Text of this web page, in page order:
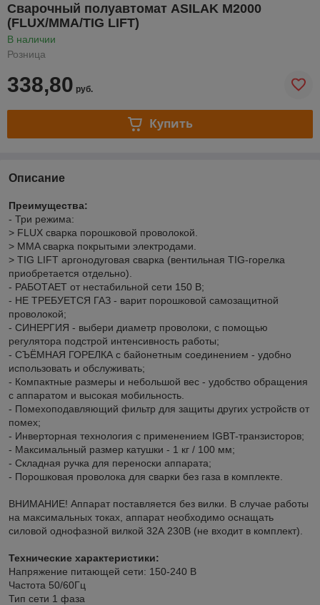
Сварочный полуавтомат ASILAK M2000
(FLUX/MMA/TIG LIFT)
В наличии
Розница
338,80 руб.
Купить
Описание
Преимущества:
- Три режима:
> FLUX сварка порошковой проволокой.
> MMA сварка покрытыми электродами.
> TIG LIFT аргонодуговая сварка (вентильная TIG-горелка
приобретается отдельно).
- РАБОТАЕТ от нестабильной сети 150 В;
- НЕ ТРЕБУЕТСЯ ГАЗ - варит порошковой самозащитной
проволокой;
- СИНЕРГИЯ - выбери диаметр проволоки, с помощью
регулятора подстрой интенсивность работы;
- СЪЁМНАЯ ГОРЕЛКА с байонетным соединением - удобно
использовать и обслуживать;
- Компактные размеры и небольшой вес - удобство обращения
с аппаратом и высокая мобильность.
- Помехоподавляющий фильтр для защиты других устройств от
помех;
- Инверторная технология с применением IGBT-транзисторов;
- Максимальный размер катушки - 1 кг / 100 мм;
- Складная ручка для переноски аппарата;
- Порошковая проволока для сварки без газа в комплекте.
ВНИМАНИЕ! Аппарат поставляется без вилки. В случае работы
на максимальных токах, аппарат необходимо оснащать
силовой однофазной вилкой 32А 230В (не входит в комплект).
Технические характеристики:
Напряжение питающей сети: 150-240 В
Частота 50/60Гц
Тип сети 1 фаза